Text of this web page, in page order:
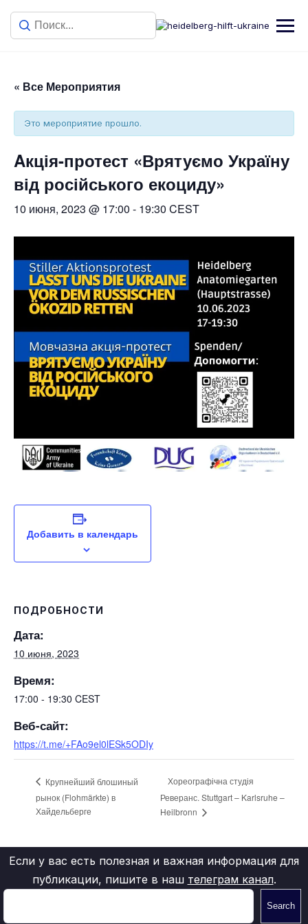
« Все Мероприятия
Это мероприятие прошло.
Aкція-протест «Врятуємо Україну
від російського екоциду»
10 июня, 2023 @ 17:00 - 19:30 CEST
Добавить в календарь
ПОДРОБНОСТИ
Дата:
10 июня, 2023
Время:
17:00 - 19:30 CEST
Веб-сайт:
https://t.me/+FAo9el0lESk5ODIy
Крупнейший блошиный
рынок (Flohmärkte) в
Хайдельберге
Хореографічна студія
Реверанс. Stuttgart – Karlsruhe –
Heilbronn
Если у вас есть полезная и важная информация для
публикации, пишите в наш телеграм канал.
Search